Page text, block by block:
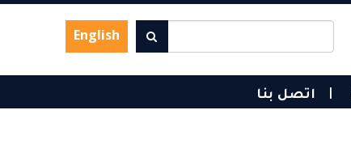
English
اتصل بنا